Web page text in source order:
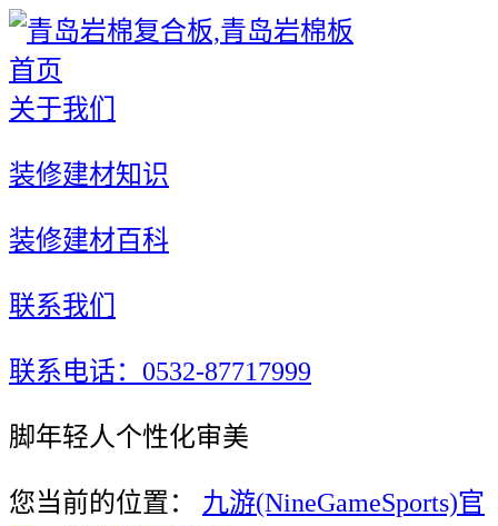
首页
关于我们
装修建材知识
装修建材百科
联系我们
联系电话：0532-87717999
脚年轻人个性化审美
您当前的位置： 九游(NineGameSports)官